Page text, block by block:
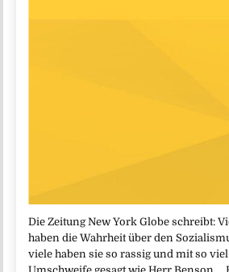
Die Zeitung New York Globe schreibt:
haben die Wahrheit über den
viele haben sie so rassig und mit so